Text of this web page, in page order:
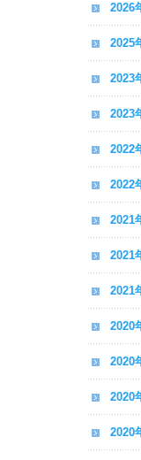
2026
2025
2023
2023
2022
2022
2021
2021
2021
2020
2020
2020
2020